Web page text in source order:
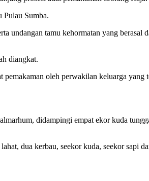
Pulau Sumba.
undangan tamu kehormatan yang berasal
diangkat.
oleh perwakilan keluarga yang
didampingi empat ekor kuda
dua kerbau, seekor kuda, seekor sapi